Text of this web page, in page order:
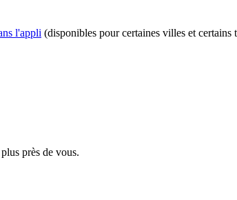
l'appli (disponibles pour certaines villes et
près de vous.